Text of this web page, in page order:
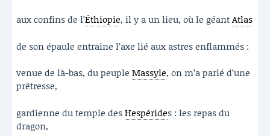
aux confins de l’Éthiopie, il y a un lieu, où le géantAtlas
de son épaule entraîne l’axe lié aux astres enflammés :
venue de là-bas, du peuple Massyle, on m’a parlé d’une
prêtresse,
gardienne du temple desHespérides : les repas du
dragon,